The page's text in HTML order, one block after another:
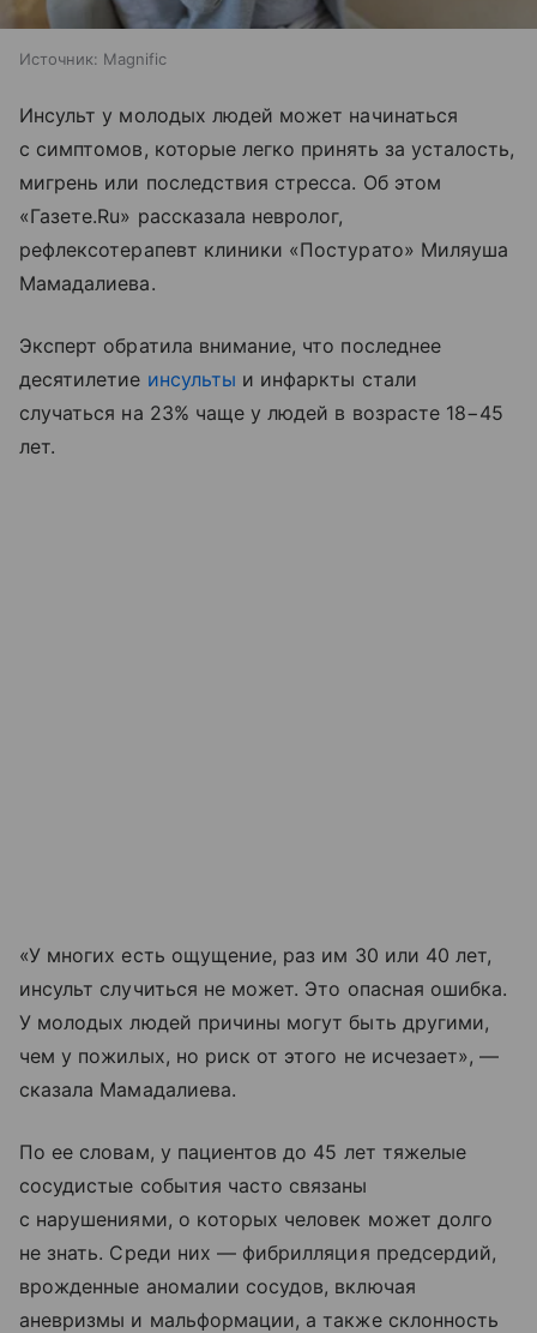
Источник: Magnific
Инсульт у молодых людей может начинаться
с симптомов, которые легко принять за усталость,
мигрень или последствия стресса. Об этом
«Газете.Ru» рассказала невролог,
рефлексотерапевт клиники «Постурато» Миляуша
Мамадалиева.
Эксперт обратила внимание, что последнее
десятилетие инсульты и инфаркты стали
случаться на 23% чаще у людей в возрасте 18−45
лет.
«У многих есть ощущение, раз им 30 или 40 лет,
инсульт случиться не может. Это опасная ошибка.
У молодых людей причины могут быть другими,
чем у пожилых, но риск от этого не исчезает», —
сказала Мамадалиева.
По ее словам, у пациентов до 45 лет тяжелые
сосудистые события часто связаны
с нарушениями, о которых человек может долго
не знать. Среди них — фибрилляция предсердий,
врожденные аномалии сосудов, включая
аневризмы и мальформации, а также склонность